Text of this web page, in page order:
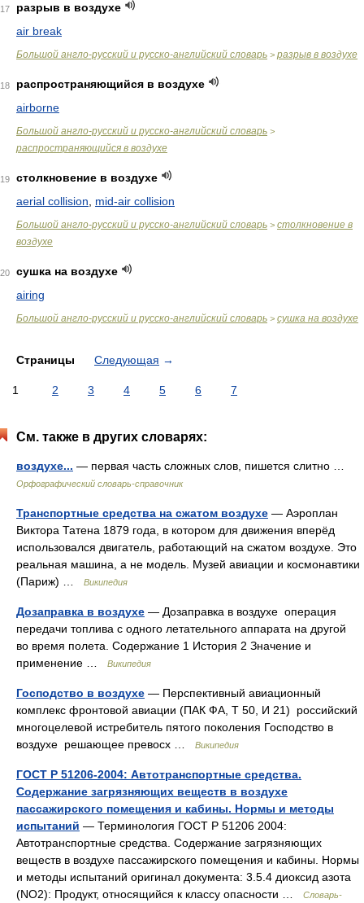
17
разрыв в воздухе
air break
Большой англо-русский и русско-английский словарь > разрыв в воздухе
18
распространяющийся в воздухе
airborne
Большой англо-русский и русско-английский словарь >
распространяющийся в воздухе
19
столкновение в воздухе
aerial collision
mid-air collision
Большой англо-русский и русско-английский словарь > столкновение в
воздухе
20
сушка на воздухе
airing
Большой англо-русский и русско-английский словарь > сушка на воздухе
Страницы Следующая →
1 2 3 4 5 6 7
См. также в других словарях:
воздухе... — первая часть сложных слов, пишется слитно …
Орфографический словарь-справочник
Транспортные средства на сжатом воздухе — Аэроплан
Виктора Татена 1879 года, в котором для движения вперёд
использовался двигатель, работающий на сжатом воздухе. Это
реальная машина, а не модель. Музей авиации и космонавтики
(Париж) …
Википедия
Дозаправка в воздухе — Дозаправка в воздухе операция
передачи топлива с одного летательного аппарата на другой
во время полета. Содержание 1 История 2 Значение и
применение …
Википедия
Господство в воздухе — Перспективный авиационный
комплекс фронтовой авиации (ПАК ФА, Т 50, И 21) российский
многоцелевой истребитель пятого поколения Господство в
воздухе решающее превосх …
Википедия
ГОСТ Р 51206-2004: Автотранспортные средства.
Содержание загрязняющих веществ в воздухе
пассажирского помещения и кабины. Нормы и методы
испытаний — Терминология ГОСТ Р 51206 2004:
Автотранспортные средства. Содержание загрязняющих
веществ в воздухе пассажирского помещения и кабины. Нормы
и методы испытаний оригинал документа: 3.5.4 диоксид азота
(NO2): Продукт, относящийся к классу опасности …
Словарь-